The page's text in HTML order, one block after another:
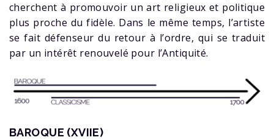
cherchent à promouvoir un art religieux et politique
plus proche du fidèle. Dans le même temps, l’artiste
se fait défenseur du retour à l’ordre, qui se traduit
par un intérêt renouvelé pour l’Antiquité.
BAROQUE (XVIIE)